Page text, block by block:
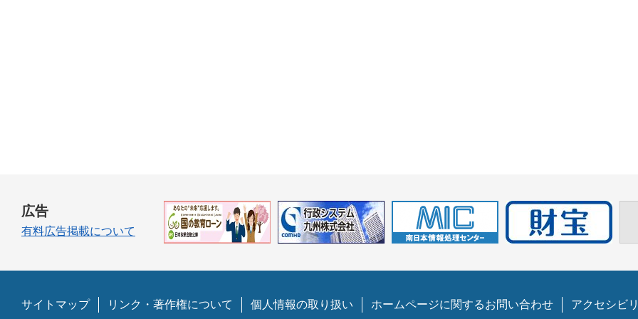
広告
有料広告掲載について
サイトマップ リンク・著作権について 個人情報の取り扱い ホームページに関するお問い合わせ アクセシビ